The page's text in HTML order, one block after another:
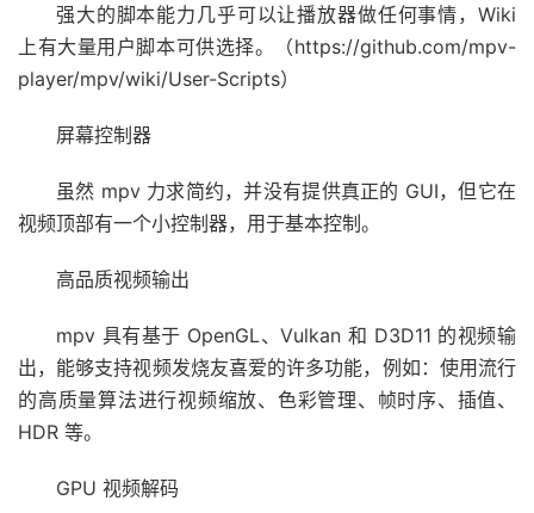
强大的脚本能力几乎可以让播放器做任何事情，Wiki
上有大量用户脚本可供选择。（https://github.com/mpv-
player/mpv/wiki/User-Scripts）
屏幕控制器
虽然 mpv 力求简约，并没有提供真正的 GUI，但它在
视频顶部有一个小控制器，用于基本控制。
高品质视频输出
mpv 具有基于 OpenGL、Vulkan 和 D3D11 的视频输
出，能够支持视频发烧友喜爱的许多功能，例如：使用流行
的高质量算法进行视频缩放、色彩管理、帧时序、插值、
HDR 等。
GPU 视频解码